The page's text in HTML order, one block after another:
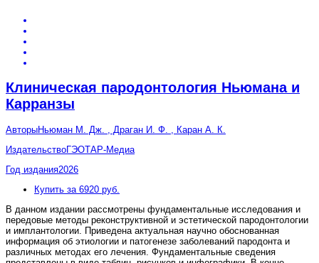
Клиническая пародонтология Ньюмана и
Карранзы
АвторыНьюман М. Дж. , Драган И. Ф. , Каран А. К.
ИздательствоГЭОТАР-Медиа
Год издания2026
Купить за 6920 руб.
В данном издании рассмотрены фундаментальные исследования и
передовые методы реконструктивной и эстетической пародонтологии
и имплантологии. Приведена актуальная научно обоснованная
информация об этиологии и патогенезе заболеваний пародонта и
различных методах его лечения. Фундаментальные сведения